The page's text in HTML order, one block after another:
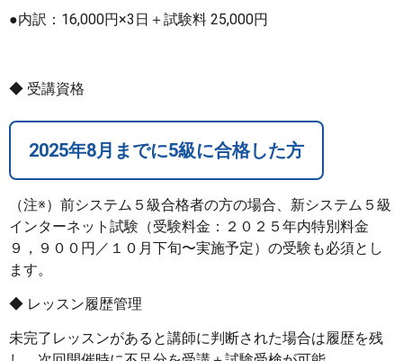
●内訳：16,000円×3日＋試験料 25,000円
◆ 受講資格
2025年8月までに5級に合格した方
（注※）前システム５級合格者の方の場合、新システム５級
インターネット試験（受験料金：２０２５年内特別料金
９，９００円／１０月下旬〜実施予定）の受験も必須とし
ます。
◆ レッスン履歴管理
未完了レッスンがあると講師に判断された場合は履歴を残